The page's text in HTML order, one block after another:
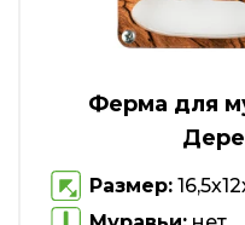
Ферма для
Размер: